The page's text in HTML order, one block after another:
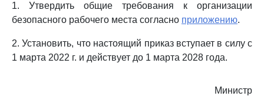
1. Утвердить общие требования к организации
безопасного рабочего места согласно приложению.
2. Установить, что настоящий приказ вступает в силу с
1 марта 2022 г. и действует до 1 марта 2028 года.
Министр